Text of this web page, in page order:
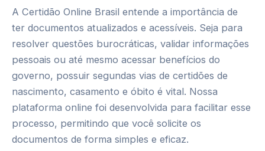
A Certidão Online Brasil entende a importância de
ter documentos atualizados e acessíveis. Seja para
resolver questões burocráticas, validar informações
pessoais ou até mesmo acessar benefícios do
governo, possuir segundas vias de certidões de
nascimento, casamento e óbito é vital. Nossa
plataforma online foi desenvolvida para facilitar esse
processo, permitindo que você solicite os
documentos de forma simples e eficaz.